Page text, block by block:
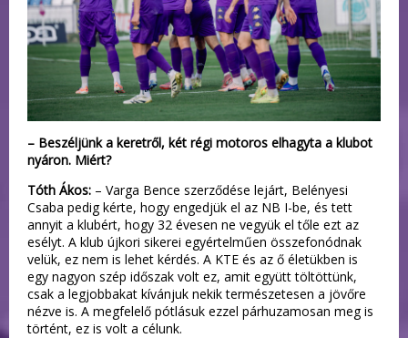
– Beszéljünk a keretről, két régi motoros elhagyta a klubot
nyáron. Miért?
Tóth Ákos: – Varga Bence szerződése lejárt, Belényesi
Csaba pedig kérte, hogy engedjük el az NB I-be, és tett
annyit a klubért, hogy 32 évesen ne vegyük el tőle ezt az
esélyt. A klub újkori sikerei egyértelműen összefonódnak
velük, ez nem is lehet kérdés. A KTE és az ő életükben is
egy nagyon szép időszak volt ez, amit együtt töltöttünk,
csak a legjobbakat kívánjuk nekik természetesen a jövőre
nézve is. A megfelelő pótlásuk ezzel párhuzamosan meg is
történt, ez is volt a célunk.